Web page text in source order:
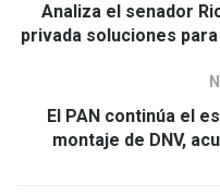
Analiza el senador
privada soluciones
El PAN continúa el
montaje de DNV,